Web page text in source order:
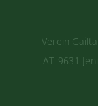
Verein
AT-9631